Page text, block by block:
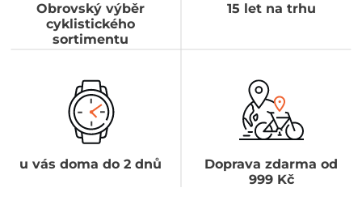
Obrovský výběr
cyklistického
sortimentu
15 let na trhu
u vás doma do 2 dnů
Doprava zdarma od
999 Kč